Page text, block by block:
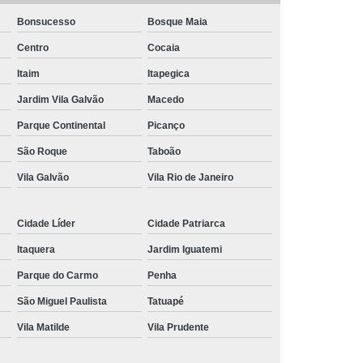
Magnética de Joelho
Magnética de Pelve
de Articulações
do Abdome Total
Tomografia do Tórax
Magnética de Mama
Exame de Imagem Tomografia Pélvica
Ressonância Magnética Cardíaca
Ressonância Magnética da Prostata
Ressonância Magnética de Campo Aberto
Ressonância Magnética do Crânio
Ressonância Magnética do Quadril Esquerdo
Bonsucesso Bosque Maia
Centro Cocaia
Itaim Itapegica
Jardim Vila Galvão Macedo
Parque Continental Picanço
São Roque Taboão
Vila Galvão Vila Rio de Janeiro
Cidade Líder Cidade Patriarca
Itaquera Jardim Iguatemi
Parque do Carmo Penha
São Miguel Paulista Tatuapé
Vila Matilde Vila Prudente